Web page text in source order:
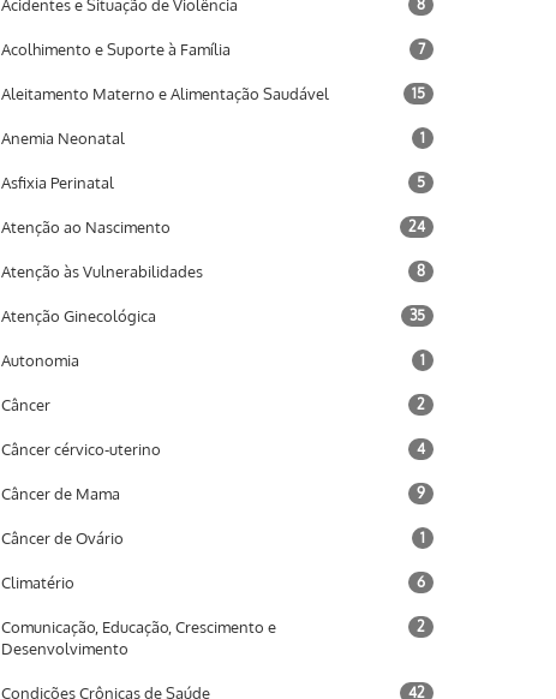
Acidentes e Situação de Violência 8
Acolhimento e Suporte à Família 7
Aleitamento Materno e Alimentação Saudável 15
Anemia Neonatal 1
Asfixia Perinatal 5
Atenção ao Nascimento 24
Atenção às Vulnerabilidades 8
Atenção Ginecológica 35
Autonomia 1
Câncer 2
Câncer cérvico-uterino 4
Câncer de Mama 9
Câncer de Ovário 1
Climatério 6
Comunicação, Educação, Crescimento e
Desenvolvimento
2
Condições Crônicas de Saúde 42